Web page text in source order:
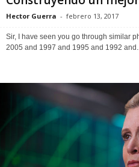
Hector Guerra - febrero 13, 2017
Sir, I have seen you go through similar
2005 and 1997 and 1995 and 1992